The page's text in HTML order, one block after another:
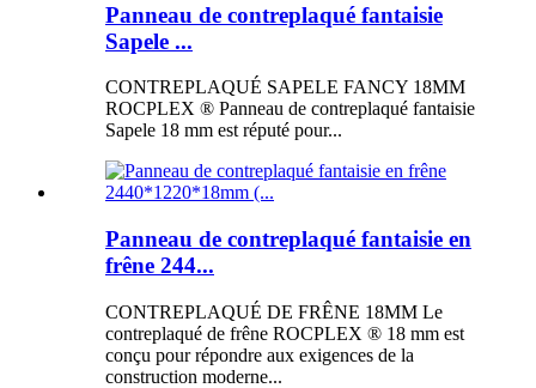
Panneau de contreplaqué fantaisie
Sapele ...
CONTREPLAQUÉ SAPELE FANCY 18MM
ROCPLEX ® Panneau de contreplaqué fantaisie
Sapele 18 mm est réputé pour...
Panneau de contreplaqué fantaisie en
frêne 244...
CONTREPLAQUÉ DE FRÊNE 18MM Le
contreplaqué de frêne ROCPLEX ® 18 mm est
conçu pour répondre aux exigences de la
construction moderne...